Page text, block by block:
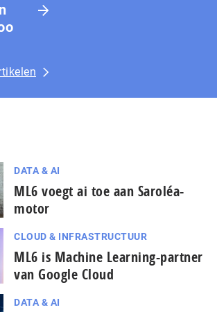
DATA & AI
ML6 voegt ai toe aan Saroléa-
motor
CLOUD & INFRASTRUCTUUR
ML6 is Machine Learning-partner
van Google Cloud
DATA & AI